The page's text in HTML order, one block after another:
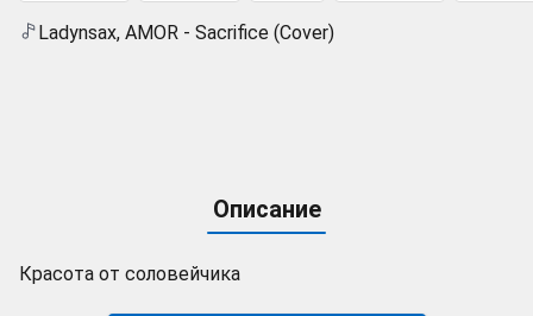
Ladynsax, AMOR - Sacrifice (Cover)
Описание
Красота от соловейчика